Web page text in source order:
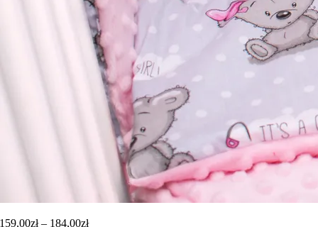
159,00zł – 184,00złZakres